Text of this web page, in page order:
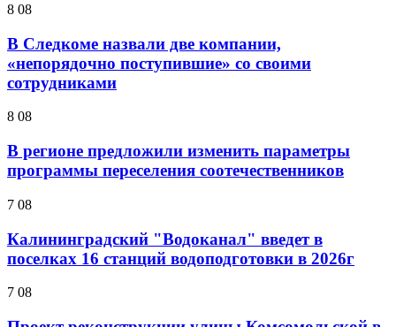
8 08
В Следкоме назвали две компании,
«непорядочно поступившие» со своими
сотрудниками
8 08
В регионе предложили изменить параметры
программы переселения соотечественников
7 08
Калининградский "Водоканал" введет в
поселках 16 станций водоподготовки в 2026г
7 08